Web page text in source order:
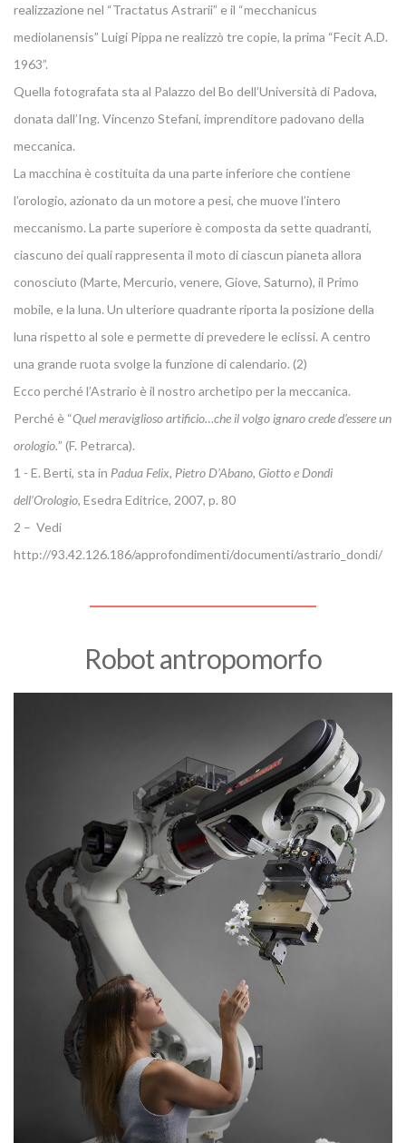
realizzazione nel “Tractatus Astrarii” e il “mecchanicus
mediolanensis” Luigi Pippa ne realizzò tre copie, la prima “Fecit A.D.
1963”.
Quella fotografata sta al Palazzo del Bo dell’Università di Padova,
donata dall’Ing. Vincenzo Stefani, imprenditore padovano della
meccanica.
La macchina è costituita da una parte inferiore che contiene
l’orologio, azionato da un motore a pesi, che muove l’intero
meccanismo. La parte superiore è composta da sette quadranti,
ciascuno dei quali rappresenta il moto di ciascun pianeta allora
conosciuto (Marte, Mercurio, venere, Giove, Saturno), il Primo
mobile, e la luna. Un ulteriore quadrante riporta la posizione della
luna rispetto al sole e permette di prevedere le eclissi. A centro
una grande ruota svolge la funzione di calendario. (2)
Ecco perché l’Astrario è il nostro archetipo per la meccanica.
Perché è “Quel meraviglioso artificio…che il volgo ignaro crede d’essere un
orologio.” (F. Petrarca).
1 - E. Berti, sta in Padua Felix, Pietro D’Abano, Giotto e Dondi
dell’Orologio, Esedra Editrice, 2007, p. 80
2 – Vedi
http://93.42.126.186/approfondimenti/documenti/astrario_dondi/
Robot antropomorfo